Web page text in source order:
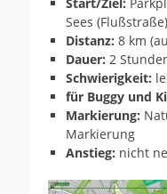
Sees (Flußstraße)
Distanz: 8 km
Dauer: 2
Schwierigkeit:
für Buggy und
Markierung:
Markierung
Anstieg: nicht